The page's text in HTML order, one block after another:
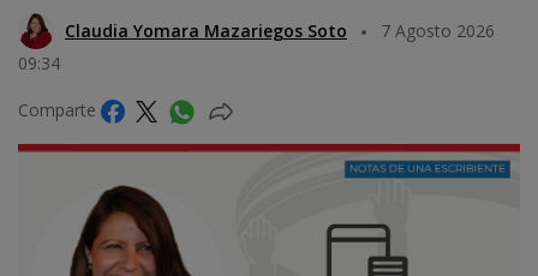
Claudia Yomara Mazariegos Soto
7 Agosto 2026
09:34
Comparte